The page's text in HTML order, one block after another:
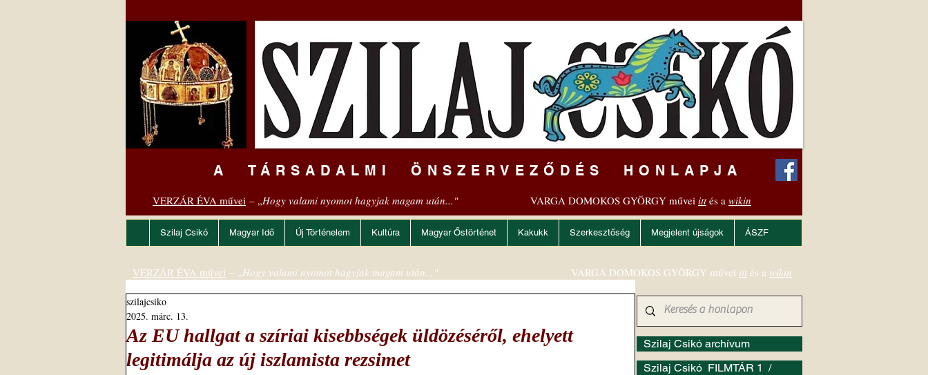
A TÁRSADALMI ÖNSZERVEZŐDÉS HONLAPJA
VERZÁR ÉVA művei – „Hogy valami nyomot hagyjak magam után..." VARGA DOMOKOS GYÖRGY művei ittés a wikin
Szilaj Csikó Magyar Idő Új Történelem Kultúra Magyar Őstörténet Kakukk Szerkesztőség Megjelent újságok ÁSZF
Az EU hallgat a szíriai kisebbségek üldözéséről, ehelyett
legitimálja az új iszlamista rezsimet
szilajcsiko
2025. márc. 13.
Szilaj Csikó archívum
Szilaj Csikó FILMTÁR 1 /
VERZÁR ÉVA művei – „Hogy valami nyomot hagyjak magam után..." VARGA DOMOKOS GYÖRGY művei itt és a wikin